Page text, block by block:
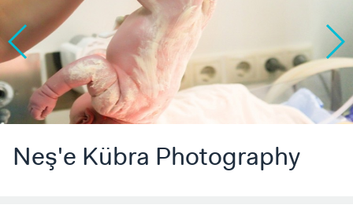
Neş'e Kübra Photography